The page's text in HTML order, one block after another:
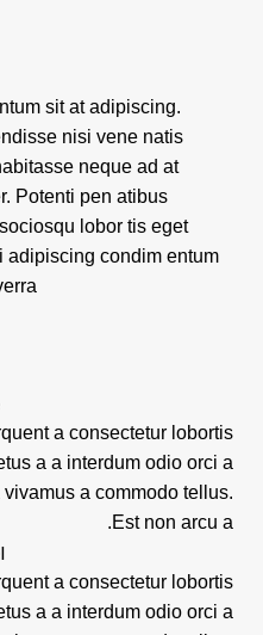
sit at adipiscing.
nisi vene natis
neque ad at
Potenti pen atibus
lobor tis eget
condim entum
a consectetur lobortis
a a interdum odio orci a
a commodo tellus.
Est non arcu a.
a consectetur lobortis
a a interdum odio orci a